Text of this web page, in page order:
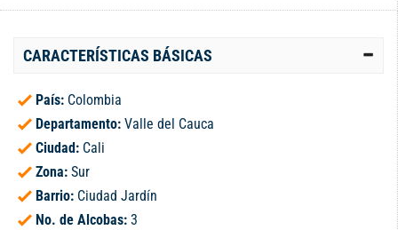
CARACTERÍSTICAS BÁSICAS
País: Colombia
Departamento: Valle del Cauca
Ciudad: Cali
Zona: Sur
Barrio: Ciudad Jardín
No. de Alcobas: 3